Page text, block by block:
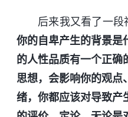
后来我又看了一
你的自卑产生的背景是
的人性品质有一个正确
思想，会影响你的观点
绪，你都应该对导致产